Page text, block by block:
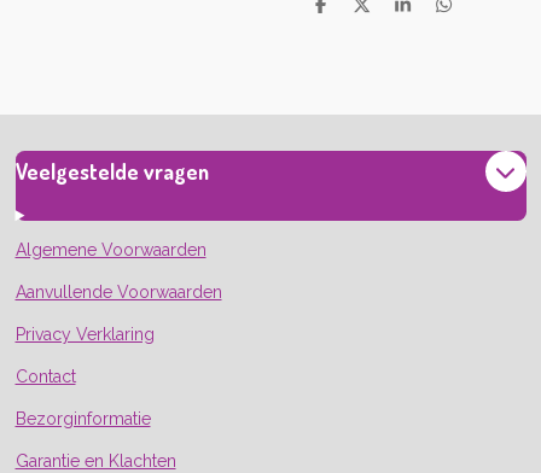
D
D
S
D
Veelgestelde vragen
Algemene Voorwaarden
Aanvullende Voorwaarden
Privacy Verklaring
Contact
Bezorginformatie
Garantie en Klachten